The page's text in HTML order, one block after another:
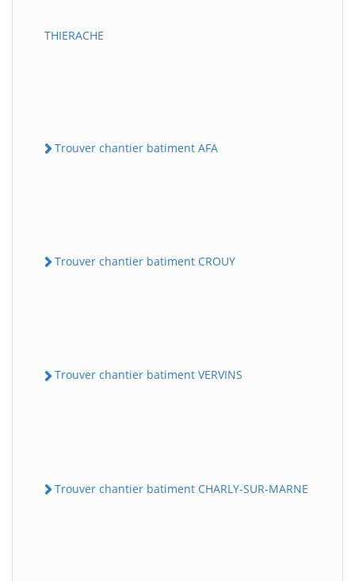
THIERACHE
Trouver chantier batiment AFA
Trouver chantier batiment CROUY
Trouver chantier batiment VERVINS
Trouver chantier batiment CHARLY-SUR-MARNE